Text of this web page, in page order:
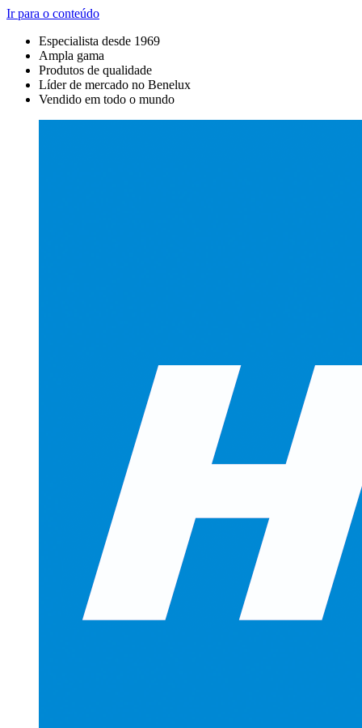
Ir para o conteúdo
Especialista desde 1969
Ampla gama
Produtos de qualidade
Líder de mercado no Benelux
Vendido em todo o mundo